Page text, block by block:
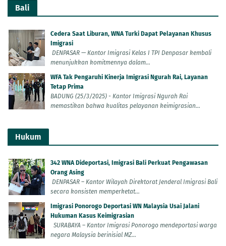
Bali
Cedera Saat Liburan, WNA Turki Dapat Pelayanan Khusus
Imigrasi
DENPASAR — Kantor Imigrasi Kelas I TPI Denpasar kembali
menunjukkan komitmennya dalam...
WFA Tak Pengaruhi Kinerja Imigrasi Ngurah Rai, Layanan
Tetap Prima
BADUNG (25/3/2025) - Kantor Imigrasi Ngurah Rai
memastikan bahwa kualitas pelayanan keimigrasian...
Hukum
342 WNA Dideportasi, Imigrasi Bali Perkuat Pengawasan
Orang Asing
DENPASAR – Kantor Wilayah Direktorat Jenderal Imigrasi Bali
secara konsisten memperketat...
Imigrasi Ponorogo Deportasi WN Malaysia Usai Jalani
Hukuman Kasus Keimigrasian
SURABAYA – Kantor Imigrasi Ponorogo mendeportasi warga
negara Malaysia berinisial MZ...